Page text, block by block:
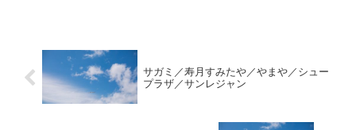
サガミ／寿月すみたや／やまや／シュー
プラザ／サンレジャン